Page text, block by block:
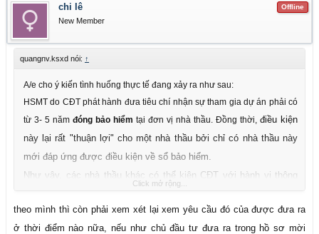
Offline
chi lê
New Member
quangnv.ksxd nói: ↑
A/e cho ý kiến tình huống thực tế đang xảy ra như sau:
HSMT do CĐT phát hành đưa tiêu chí nhận sự tham gia dự án phải có
từ 3- 5 năm đóng bảo hiểm tại đơn vị nhà thầu. Đồng thời, điều kiện
này lại rất "thuận lợi" cho một nhà thầu bởi chỉ có nhà thầu này
mới đáp ứng được điều kiện về sổ bảo hiểm.
Như vậy, các nhà thầu khác có thể kiện CĐT với hành vi thông
thầu được không???
Click mở rộng...
theo mình thì còn phải xem xét lại xem yêu cầu đó của được đưa ra
ở thời điểm nào nữa, nếu như chủ đầu tư đưa ra trong hồ sơ mời